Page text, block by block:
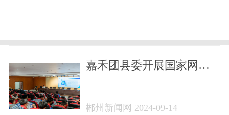
嘉禾团县委开展国家网络
郴州新闻网 2024-09-14